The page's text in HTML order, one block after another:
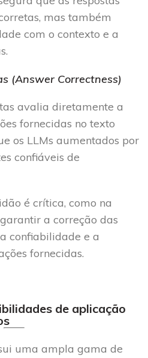
mas também
com o contexto e a
(Answer Correctness)
avalia diretamente a
fornecidas no texto
os LLMs aumentados por
confiáveis de
é crítica, como na
a correção das
confiabilidade e a
fornecidas.
de aplicação
uma ampla gama de